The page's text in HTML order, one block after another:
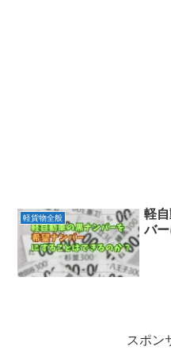
軽貨物全般
軽
バ
スポン